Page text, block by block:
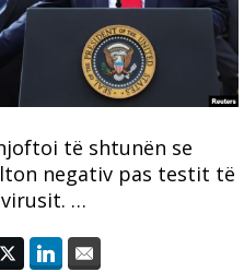
të shtunën se
negativ pas testit të
…